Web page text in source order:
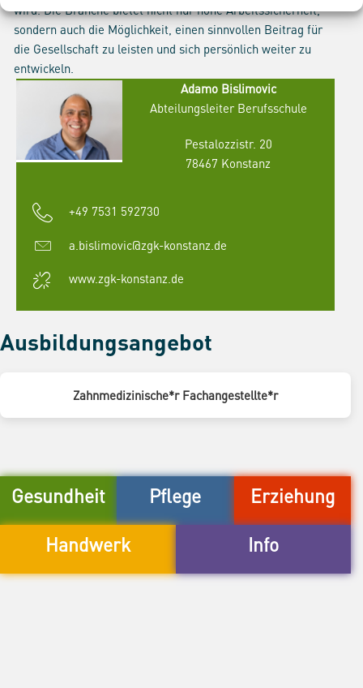
wird. Die Branche bietet nicht nur hohe Arbeitssicherheit,
sondern auch die Möglichkeit, einen sinnvollen Beitrag für
die Gesellschaft zu leisten und sich persönlich weiter zu
entwickeln.
Adamo Bislimovic
Abteilungsleiter Berufsschule
Pestalozzistr. 20
78467 Konstanz
+49 7531 592730
a.bislimovic@zgk-konstanz.de
www.zgk-konstanz.de
Ausbildungsangebot
Zahnmedizinische*r Fachangestellte*r
Gesundheit Pflege Erziehung
Handwerk Info